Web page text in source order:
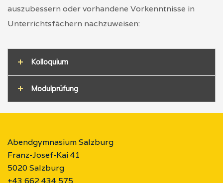
auszubessern oder vorhandene Vorkenntnisse in
Unterrichtsfächern nachzuweisen:
Kolloquium
Modulprüfung
Abendgymnasium Salzburg
Franz-Josef-Kai 41
5020 Salzburg
+43 662 434 575